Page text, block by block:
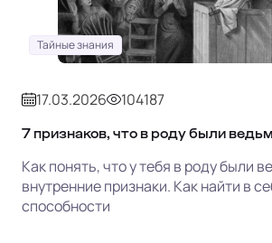
Тайные знания
17.03.2026 104187
7 признаков, что в роду были
Как понять, что у тебя в роду были
внутренние признаки. Как найти в
способности